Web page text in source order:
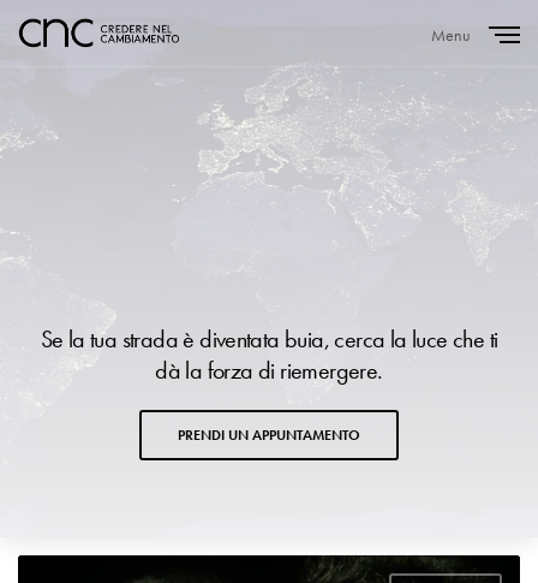
Menu
Se la tua strada è diventata buia, cerca la luce che ti
dà la forza di riemergere.
PRENDI UN APPUNTAMENTO